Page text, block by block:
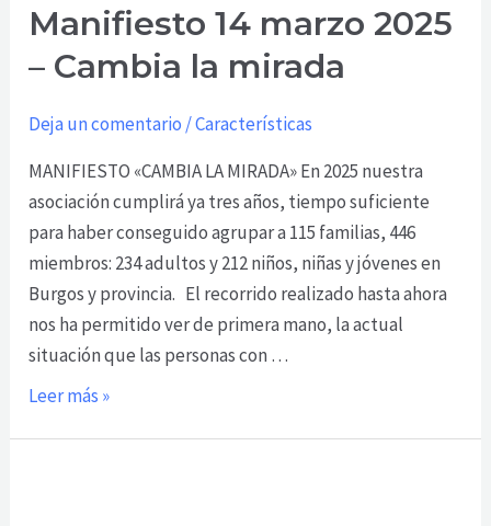
Manifiesto 14 marzo 2025
– Cambia la mirada
Deja un comentario /Características
MANIFIESTO «CAMBIA LA MIRADA» En 2025 nuestra
asociación cumplirá ya tres años, tiempo suficiente
para haber conseguido agrupar a 115 familias, 446
miembros: 234 adultos y 212 niños, niñas y jóvenes en
Burgos y provincia. El recorrido realizado hasta ahora
nos ha permitido ver de primera mano, la actual
situación que las personas con …
marzo
2025
Cambia
mirada
Leer más »